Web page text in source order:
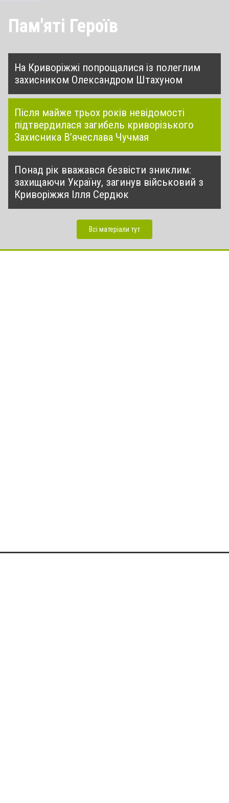
Пам'яті Героїв
На Криворіжжі попрощалися із полеглим
захисником Олександром Штахуном
Після майже трьох років невідомості
підтвердилася загибель криворізького
Захисника В’ячеслава Чучмая
Понад рік вважався безвісти зниклим:
захищаючи Україну, загинув військовий з
Криворіжжя Ілля Сердюк
Всі матеріали тут